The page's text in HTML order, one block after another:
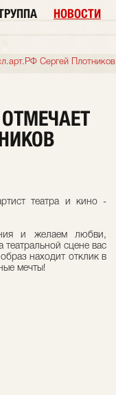
НОВОСТИ
Сергей Плотников
театра и кино -
и желаем любви,
театральной сцене вас
находит отклик в
мечты!